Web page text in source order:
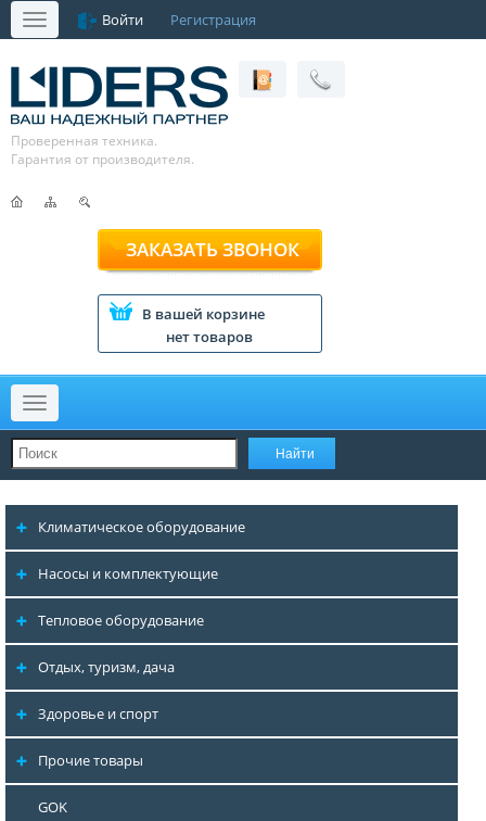
Меню Войти Регистрация
Проверенная техника.
Гарантия от производителя.
ЗАКАЗАТЬ ЗВОНОК
В вашей корзине
нет товаров
Меню
Климатическое оборудование
Насосы и комплектующие
Тепловое оборудование
Отдых, туризм, дача
Здоровье и спорт
Прочие товары
GOK